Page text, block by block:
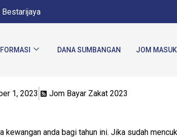
Bestarijaya
DANA SUMBANGAN JOM
1, 2023 Jom Bayar Zakat 2023
anda bagi tahun ini. Jika sudah